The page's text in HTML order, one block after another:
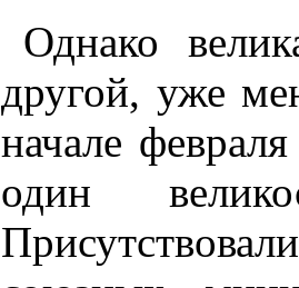
Однако
другой, уже
начале
один